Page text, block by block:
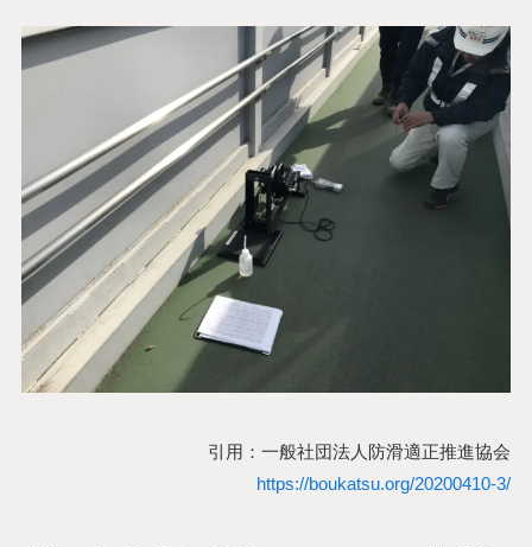
引用：一般社団法人防滑適正推進協会
https://boukatsu.org/20200410-3/